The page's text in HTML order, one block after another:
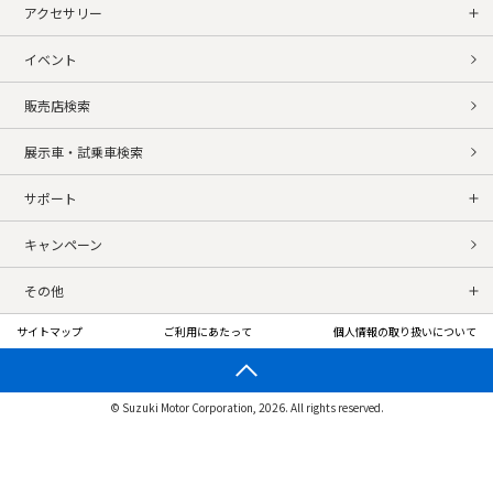
アクセサリー
イベント
販売店検索
展示車・試乗車検索
サポート
キャンペーン
その他
サイトマップ ご利用にあたって 個人情報の取り扱いについて
© Suzuki Motor Corporation, 2026. All rights reserved.